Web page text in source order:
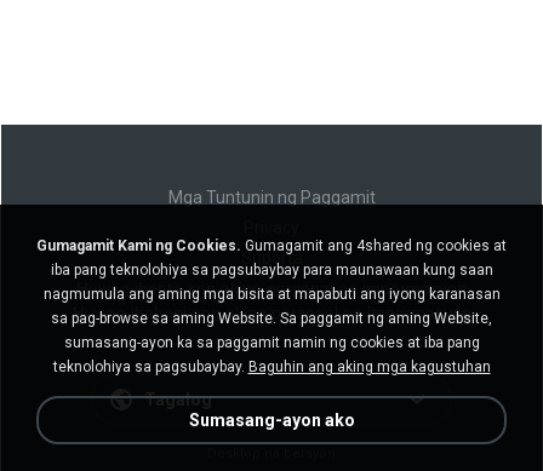
Mga Tuntunin ng Paggamit
Suporta
Huwag ibenta ang aking personal na impormasyon
Huwag ibahagi ang aking personal na impormasyon
Tagalog
Gumagamit Kami ng Cookies. Gumagamit ang 4shared ng cookies at
iba pang teknolohiya sa pagsubaybay para maunawaan kung saan
nagmumula ang aming mga bisita at mapabuti ang iyong karanasan
sa pag-browse sa aming Website. Sa paggamit ng aming Website,
sumasang-ayon ka sa paggamit namin ng cookies at iba pang
teknolohiya sa pagsubaybay. Baguhin ang aking mga kagustuhan
Sumasang-ayon ako